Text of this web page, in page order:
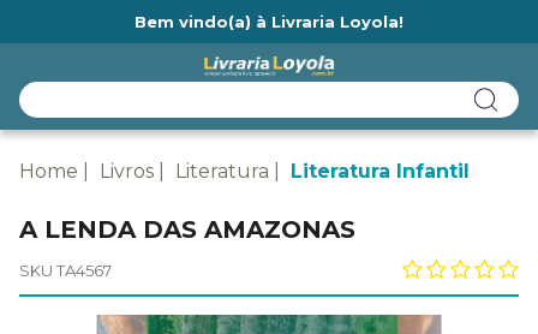
Bem vindo(a) à Livraria Loyola!
Home Livros Literatura Literatura Infantil
A LENDA DAS AMAZONAS
SKU TA4567